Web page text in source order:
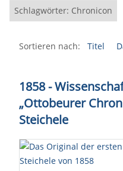
Schlagwörter: Chronicon
Sortieren nach: Titel
1858 -
„Ottobeurer
Steichele